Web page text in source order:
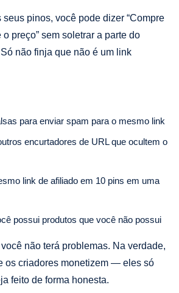
pinos, você pode dizer “Compre
o preço” sem soletrar a parte do
não finja que não é um link
para enviar spam para o mesmo link
encurtadores de URL que ocultem o
link de afiliado em 10 pins em uma
possui produtos que você não possui
não terá problemas. Na verdade,
os criadores monetizem — eles só
feito de forma honesta.